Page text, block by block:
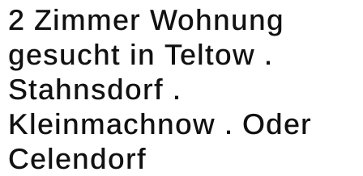
2 Zimmer Wohnung
gesucht in Teltow .
Stahnsdorf .
Kleinmachnow . Oder
Celendorf